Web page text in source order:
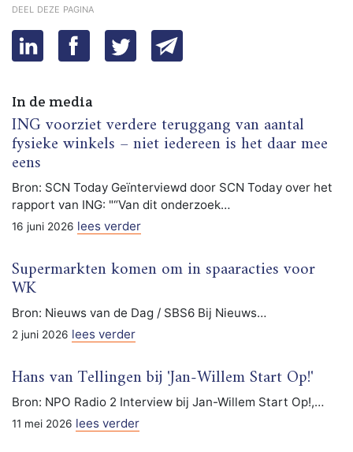
deel deze pagina
In de media
ING voorziet verdere teruggang van aantal
fysieke winkels – niet iedereen is het daar mee
eens
Bron: SCN Today Geïnterviewd door SCN Today over het
rapport van ING: "“Van dit onderzoek…
16 juni 2026 lees verder
Supermarkten komen om in spaaracties voor
WK
Bron: Nieuws van de Dag / SBS6 Bij Nieuws…
2 juni 2026 lees verder
Hans van Tellingen bij 'Jan-Willem Start Op!'
Bron: NPO Radio 2 Interview bij Jan-Willem Start Op!,…
11 mei 2026 lees verder